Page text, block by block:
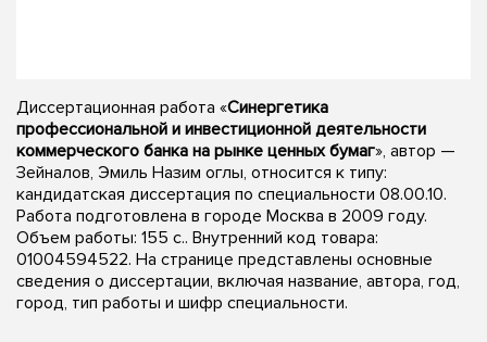
Диссертационная работа «Синергетика
профессиональной и инвестиционной деятельности
коммерческого банка на рынке ценных бумаг», автор —
Зейналов, Эмиль Назим оглы, относится к типу:
кандидатская диссертация по специальности 08.00.10.
Работа подготовлена в городе Москва в 2009 году.
Объем работы: 155 с.. Внутренний код товара:
01004594522. На странице представлены основные
сведения о диссертации, включая название, автора, год,
город, тип работы и шифр специальности.